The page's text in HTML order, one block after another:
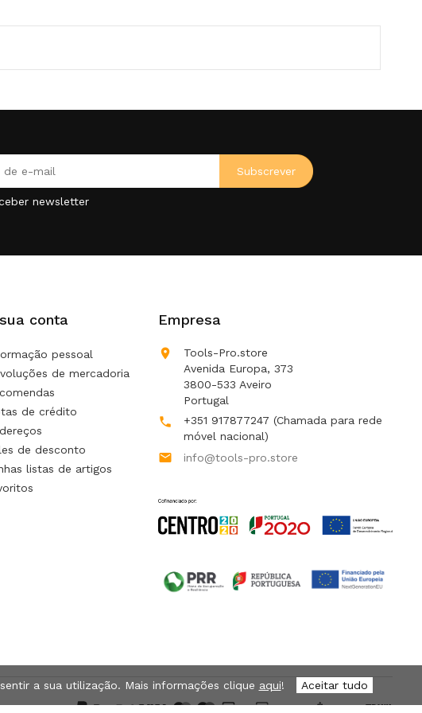
newsletter
conta
pessoal
de mercadoria
de crédito
de desconto
listas de artigos
Empresa

Tools-Pro.store
Avenida Europa, 373
3800-533 Aveiro
Portugal
 +351 917877247 (Chamada para rede
móvel nacional)
 info@tools-pro.store
a sua utilização. Mais informações clique aqui! Aceitar tudo